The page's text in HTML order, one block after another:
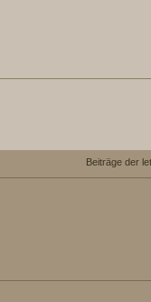
Beiträge der